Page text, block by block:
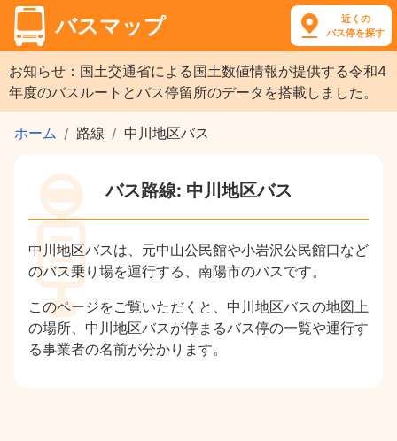
バスマップ
近くの
バス停を探す
お知らせ：国土交通省による国土数値情報が提供する令和4
年度のバスルートとバス停留所のデータを搭載しました。
ホーム 路線 中川地区バス
バス路線: 中川地区バス
中川地区バスは、元中山公民館や小岩沢公民館口など
のバス乗り場を運行する、南陽市のバスです。
このページをご覧いただくと、中川地区バスの地図上
の場所、中川地区バスが停まるバス停の一覧や運行す
る事業者の名前が分かります。